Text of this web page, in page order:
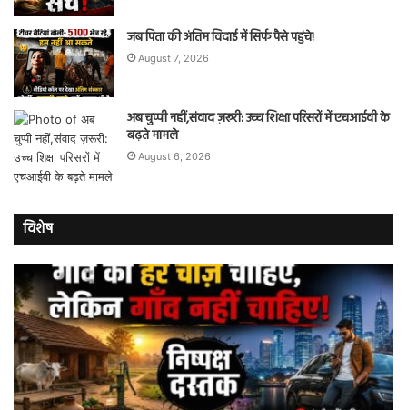
जब पिता की अंतिम विदाई में सिर्फ पैसे पहुंचे!
August 7, 2026
अब चुप्पी नहीं,संवाद ज़रूरी: उच्च शिक्षा परिसरों में एचआईवी के
बढ़ते मामले
August 6, 2026
विशेष